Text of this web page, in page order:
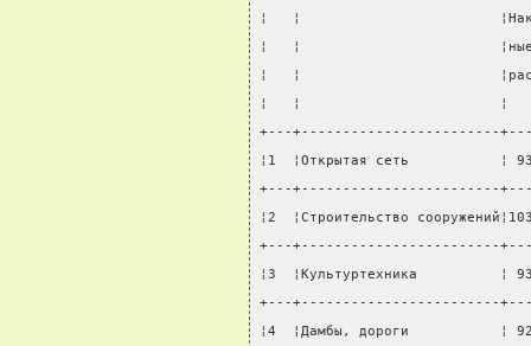
¦   ¦                        ¦Наклад-
¦   ¦                        ¦ные
¦   ¦
¦   ¦                        ¦
+---+------------------------
¦1  ¦Открытая сеть           ¦
+---+------------------------
¦2  ¦Строительство
+---+------------------------
¦3  ¦Культуртехника          ¦
+---+------------------------
¦4  ¦Дамбы, дороги           ¦